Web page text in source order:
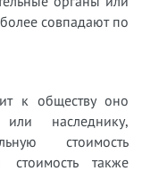
совпадают по
к обществу оно
наследнику,
стоимость
стоимость также